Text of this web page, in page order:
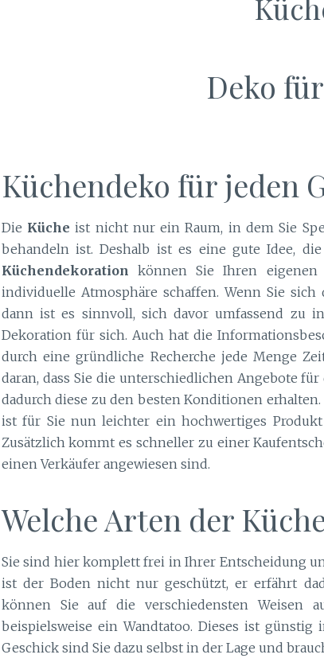
Deko
Küchendeko für jeden
Die Küche ist nicht nur ein Raum, in dem Sie
behandeln ist. Deshalb ist es eine gute Idee,
Küchendekoration können Sie Ihren eigenen
individuelle Atmosphäre schaffen. Wenn Sie
dann ist es sinnvoll, sich davor umfassend zu
Dekoration für sich. Auch hat die
durch eine gründliche Recherche jede Menge
daran, dass Sie die unterschiedlichen Angebote für
dadurch diese zu den besten Konditionen
ist für Sie nun leichter ein hochwertiges
Zusätzlich kommt es schneller zu einer
einen Verkäufer angewiesen sind.
Welche Arten der
Sie sind hier komplett frei in Ihrer Entscheidung
ist der Boden nicht nur geschützt, er erfährt
können Sie auf die verschiedensten Weisen
beispielsweise ein Wandtatoo. Dieses ist
Geschick sind Sie dazu selbst in der Lage und